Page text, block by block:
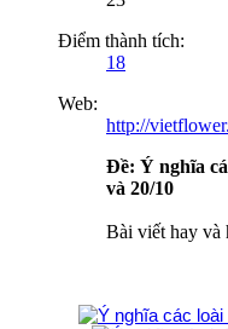
Điểm thành tích:
18
Web:
http://
Ðề: Ý nghĩa
và 20/10
Bài viết hay và